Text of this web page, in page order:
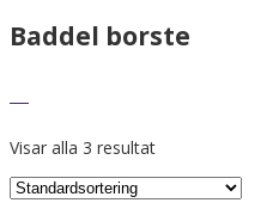
Baddel borste
Visar alla 3 resultat